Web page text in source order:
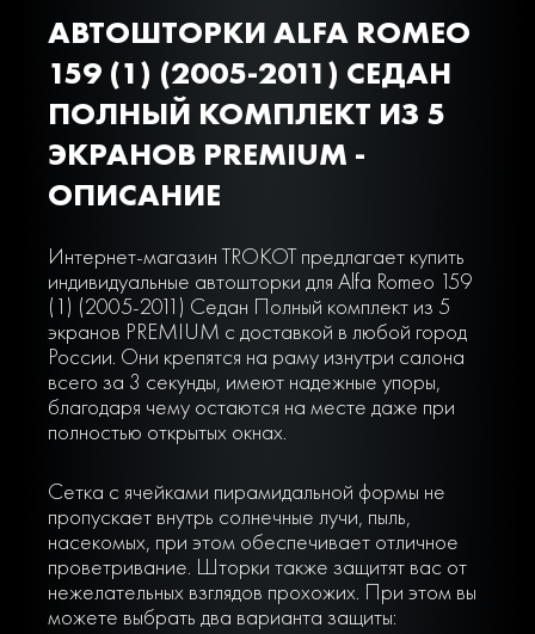
АВТОШТОРКИ ALFA ROMEO
159 (1) (2005-2011) СЕДАН
ПОЛНЫЙ КОМПЛЕКТ ИЗ 5
ЭКРАНОВ PREMIUM -
ОПИСАНИЕ
Интернет-магазин TROKOT предлагает купить
индивидуальные автошторки для Alfa Romeo 159
(1) (2005-2011) Седан Полный комплект из 5
экранов PREMIUM с доставкой в любой город
России. Они крепятся на раму изнутри салона
всего за 3 секунды, имеют надежные упоры,
благодаря чему остаются на месте даже при
полностью открытых окнах.
Сетка с ячейками пирамидальной формы не
пропускает внутрь солнечные лучи, пыль,
насекомых, при этом обеспечивает отличное
проветривание. Шторки также защитят вас от
нежелательных взглядов прохожих. При этом вы
можете выбрать два варианта защиты: